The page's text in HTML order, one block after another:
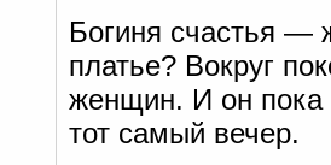
Богиня счастья —
платье? Вокруг
женщин. И он пока
тот самый вечер.